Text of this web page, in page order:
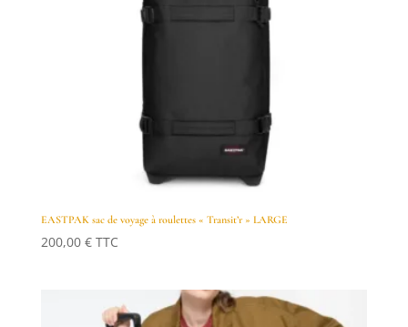
EASTPAK sac de voyage à roulettes « Transit’r » LARGE
200,00 € TTC